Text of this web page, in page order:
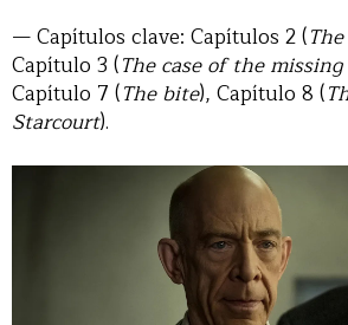
— Capítulos clave: Capítulos 2 (
Capítulo 3 (The case of the
Capítulo 7 (The bite), Capítulo 8 (
Starcourt).